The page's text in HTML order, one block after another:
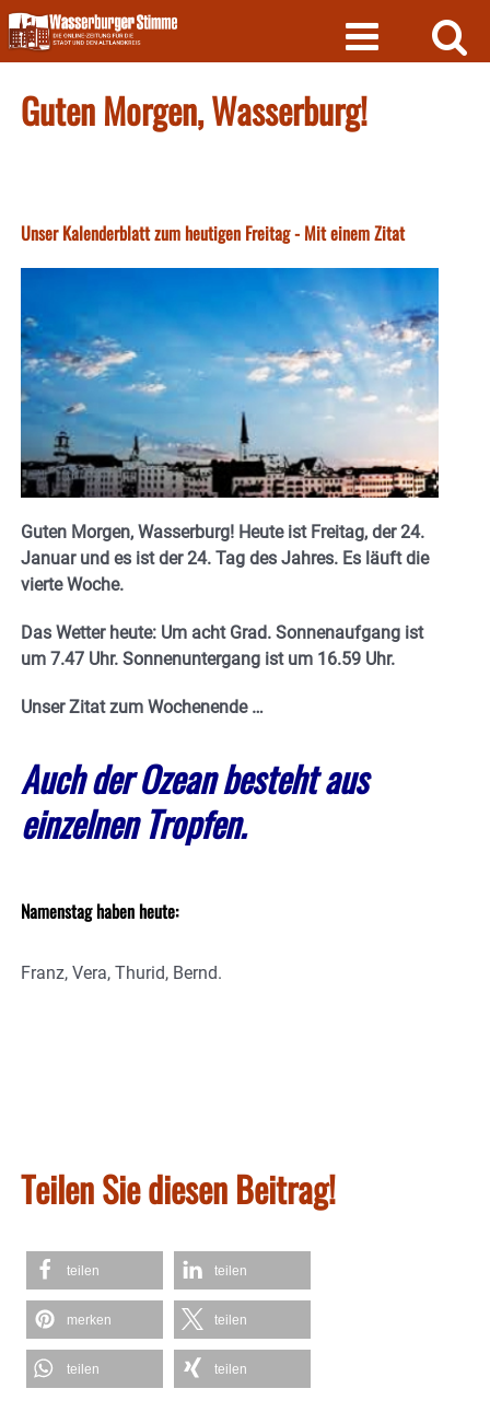
Skip
to
content
Guten Morgen, Wasserburg!
Unser Kalenderblatt zum heutigen Freitag - Mit einem Zitat
Guten Morgen, Wasserburg! Heute ist Freitag, der 24.
Januar und es ist der 24. Tag des Jahres. Es läuft die
vierte Woche.
Das Wetter heute: Um acht Grad. Sonnenaufgang ist
um 7.47 Uhr. Sonnenuntergang ist um 16.59 Uhr.
Unser Zitat zum Wochenende …
Auch der Ozean besteht aus
einzelnen Tropfen.
Namenstag haben heute:
Franz, Vera, Thurid, Bernd.
Teilen Sie diesen Beitrag!
teilen teilen
merken teilen
teilen teilen